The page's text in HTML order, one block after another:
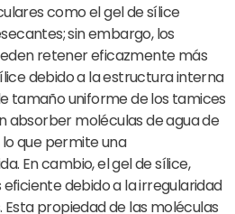
como el gel de sílice
sin embargo, los
retener eficazmente más
debido a la estructura interna
tamaño uniforme de los tamices
absorber moléculas de agua de
que permite una
En cambio, el gel de sílice,
debido a la irregularidad
propiedad de las moléculas